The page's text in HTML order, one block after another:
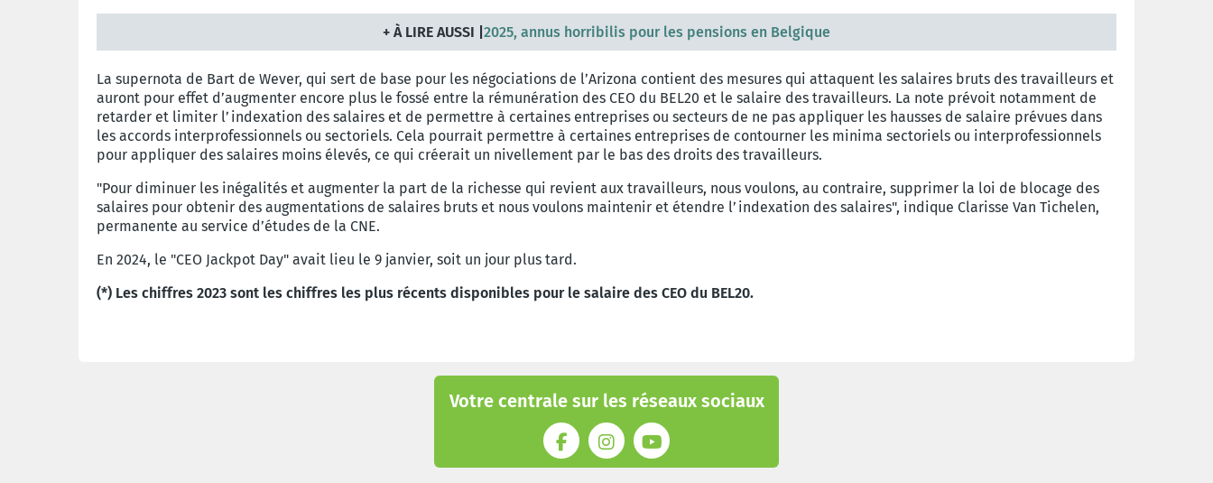
+ À LIRE AUSSI | 2025, annus horribilis pour les pensions en Belgique
La supernota de Bart de Wever, qui sert de base pour les négociations de l’Arizona contient des mesures qui attaquent les salaires bruts des travailleurs et
auront pour effet d’augmenter encore plus le fossé entre la rémunération des CEO du BEL20 et le salaire des travailleurs. La note prévoit notamment de
retarder et limiter l’indexation des salaires et de permettre à certaines entreprises ou secteurs de ne pas appliquer les hausses de salaire prévues dans
les accords interprofessionnels ou sectoriels. Cela pourrait permettre à certaines entreprises de contourner les minima sectoriels ou interprofessionnels
pour appliquer des salaires moins élevés, ce qui créerait un nivellement par le bas des droits des travailleurs.
"Pour diminuer les inégalités et augmenter la part de la richesse qui revient aux travailleurs, nous voulons, au contraire, supprimer la loi de blocage des
salaires pour obtenir des augmentations de salaires bruts et nous voulons maintenir et étendre l’indexation des salaires", indique Clarisse Van Tichelen,
permanente au service d’études de la CNE.
En 2024, le "CEO Jackpot Day" avait lieu le 9 janvier, soit un jour plus tard.
(*) Les chiffres 2023 sont les chiffres les plus récents disponibles pour le salaire des CEO du BEL20.
Votre centrale sur les réseaux sociaux